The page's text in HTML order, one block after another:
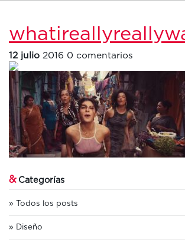
12 julio 2016 0 comentarios
&Categorías
Todos los posts
Diseño